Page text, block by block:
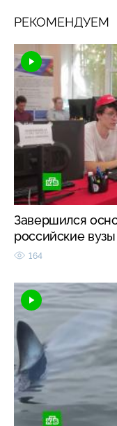
РЕКОМЕНДУЕМ
Завершился
российские вузы
164